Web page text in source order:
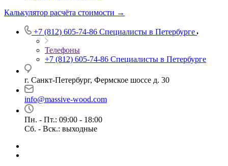
Калькулятор расчёта стоимости →
+7 (812) 605-74-86 Специалисты в Петербурге
Телефоны
+7 (812) 605-74-86 Специалисты в Петербурге
г. Санкт-Петербург, Фермское шоссе д. 30
info@massive-wood.com
Пн. - Пт.: 09:00 - 18:00
Сб. - Вск.: выходные